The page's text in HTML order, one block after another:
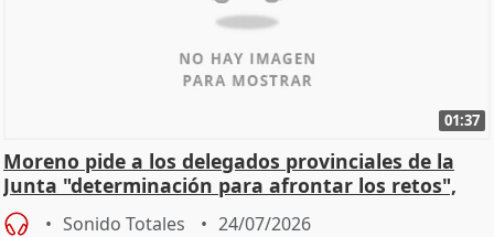
01:37
Moreno pide a los delegados provinciales de la
Junta "determinación para afrontar los retos",
diálog
Sonido Totales 24/07/2026